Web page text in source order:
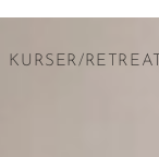
KURSER/RETREAT